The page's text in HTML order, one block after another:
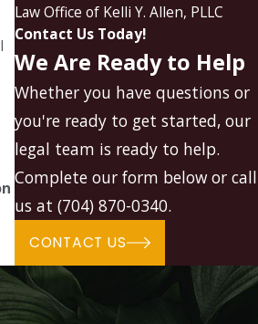
Law Office of Kelli Y. Allen, PLLC
Contact Us Today!
We Are Ready to Help
Whether you have questions or
you're ready to get started, our
legal team is ready to help.
Complete our form below or call
us at(704) 870-0340.
CONTACT US